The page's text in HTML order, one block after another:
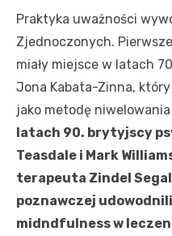
Praktyka uważności
Zjednoczonych.
miały miejsce w latach
Jona Kabata-Zinna,
jako metodę
latach 90. brytyjscy
Teasdale i Mark
terapeuta Zindel
poznawczej
midndfulness w